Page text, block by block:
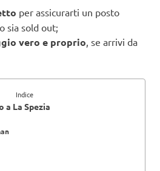
per assicurarti un posto
sia sold out;
vero e proprio , se arrivi da
Indice
a La Spezia